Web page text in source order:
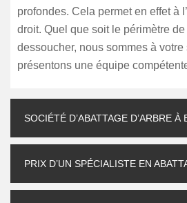
profondes. Cela permet en effet à
droit. Quel que soit le périmètre
dessoucher, nous sommes à
présentons une équipe
SOCIÉTÉ D’ABATTAGE D’ARBRE À
PRIX D’UN SPÉCIALISTE EN